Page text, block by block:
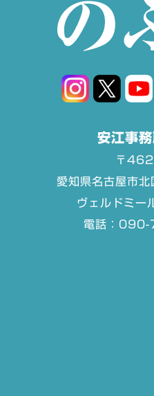
安江事
〒
愛知県名古屋市
ヴェルドミー
電話：